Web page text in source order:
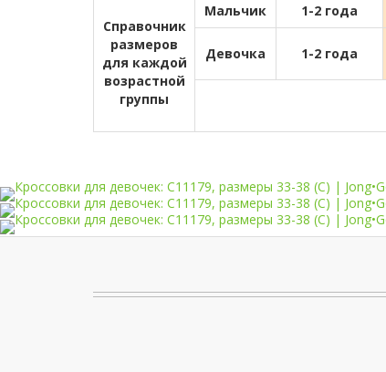
Справочник
размеров
для каждой
возрастной
группы
Мальчик 1-2 года
Девочка 1-2 года